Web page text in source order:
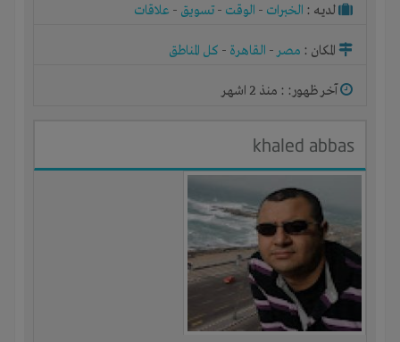
لديـه : الخبرات - الوقت - تسويق - علاقات
المكان : مصر- القاهرة - كل المناطق
آخر ظهور: : منذ 2 اشهر
khaled abbas